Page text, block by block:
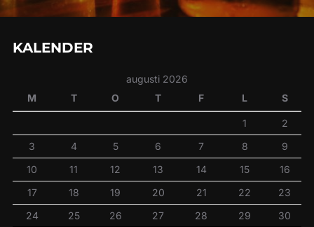
KALENDER
augusti 2026
M
T O T F L S
1
2
3
4 5 6 7 8
9
10
11 12 13 14 15
16
17
18 19 20 21 22
23
24
25 26 27 28 29
30